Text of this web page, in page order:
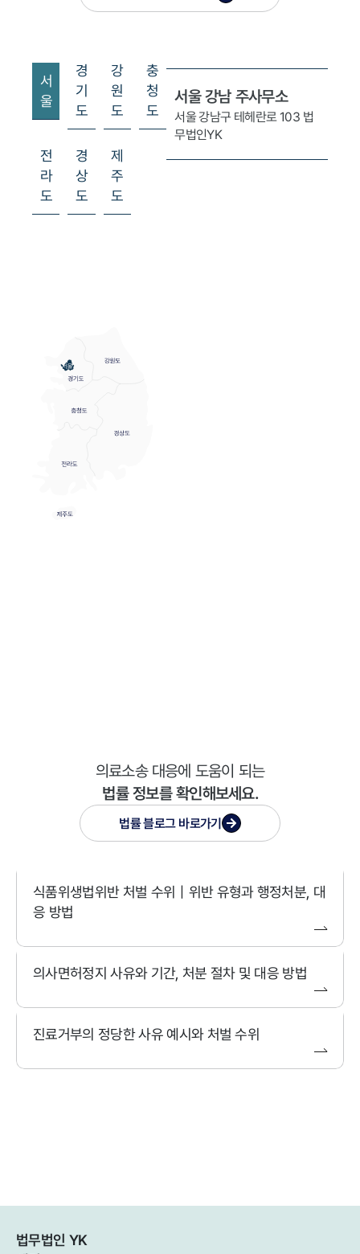
분석을 통해 의료기관 측 책임을 입증할
정신적 손해의 범위와 인과관계에 따라
다. 수술 실패로 인해 재수술이 필요한 경
훼손으로 인한 정신적 고통이 큰 경우, 치
까지 피해자 중심의 조력을 제공하고 있습
서
울
경
기
도
강
원
도
충
청
도
전
라
도
경
상
도
제
주
도
서울 강남 주사무소
서울 강남구 테헤란로 103 법
무법인YK
의료소송 대응에 도움이 되는
법률 정보를 확인해보세요.
법률 블로그바로가기
식품위생법위반 처벌 수위｜위반 유형과 행정처분, 대
응 방법
의사면허정지 사유와 기간, 처분 절차 및 대응 방법
진료거부의 정당한 사유 예시와 처벌 수위
법무법인 YK